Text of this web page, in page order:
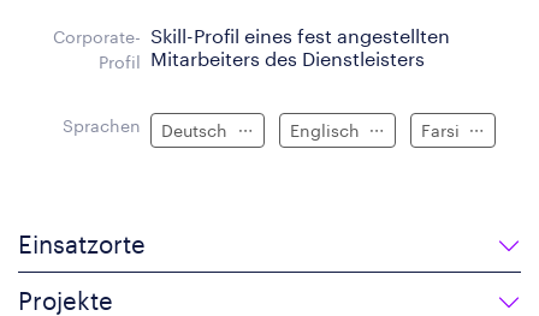
Corporate-
Profil
Skill-Profil eines fest angestellten
Mitarbeiters des Dienstleisters
Sprachen Deutsch Englisch Farsi
Einsatzorte
Projekte